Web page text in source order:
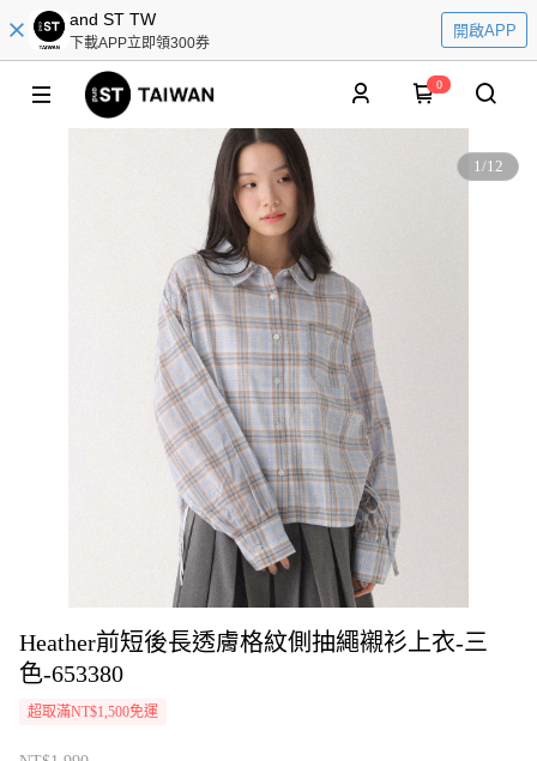
and ST TW
下載APP立即領300券
開啟APP
0
1/12
Heather前短後長透膚格紋側抽繩襯衫上衣-三
色-653380
超取滿NT$1,500免運